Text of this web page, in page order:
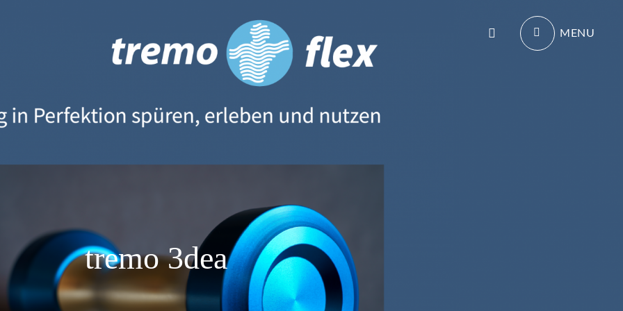
UND THERAPIE
Vorbeugung oder zur Parkinson Behandlung sowie als Trainingsergänzung im Leistungssport geeignet.
Search MENU
tremo 3dea